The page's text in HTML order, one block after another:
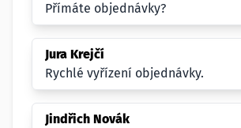
Přímáte objednávky?
Jura Krejčí
Rychlé vyřízení objednávky.
Jindřich Novák